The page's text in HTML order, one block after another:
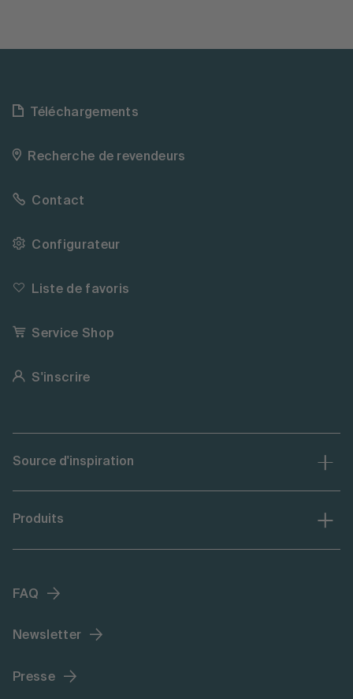
Téléchargements
Recherche de revendeurs
Contact
Configurateur
Liste de favoris
Service Shop
S'inscrire
Source d'inspiration
Produits
FAQ
Newsletter
Presse